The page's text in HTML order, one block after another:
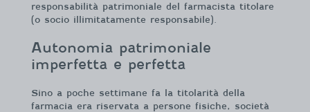
responsabilità patrimoniale del farmacista titolare
(o socio illimitatamente responsabile).
Autonomia patrimoniale
imperfetta e perfetta
Sino a poche settimane fa la titolarità della
farmacia era riservata a persone fisiche, società